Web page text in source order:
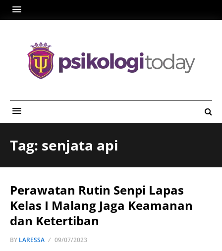
Tag: senjata api
Perawatan Rutin Senpi Lapas
Kelas I Malang Jaga Keamanan
dan Ketertiban
BY LARESSA 09/07/2023